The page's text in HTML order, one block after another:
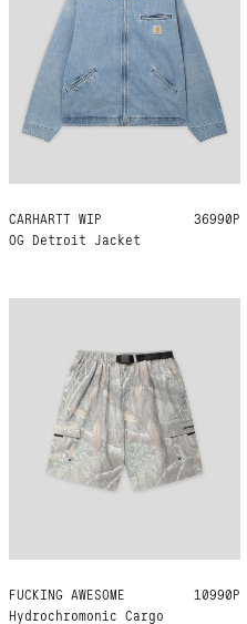
CARHARTT WIP
OG Detroit Jacket
S M L XL XXL 36990Р
FUCKING AWESOME
Hydrochromonic Cargo
S M L 10990Р